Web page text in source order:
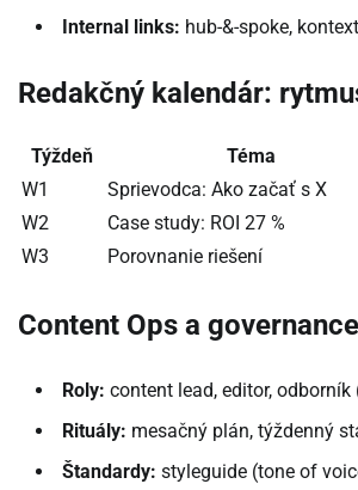
Internal links: hub-&-spoke,
Redakčný kalendár:
Týždeň Téma
W1
Sprievodca: Ako začať s X
W2
Case study: ROI 27 %
W3
Porovnanie riešení
Content Ops a
Roly: content lead, editor, odborník
Rituály: mesačný plán, týždenný
Štandardy: styleguide (tone of